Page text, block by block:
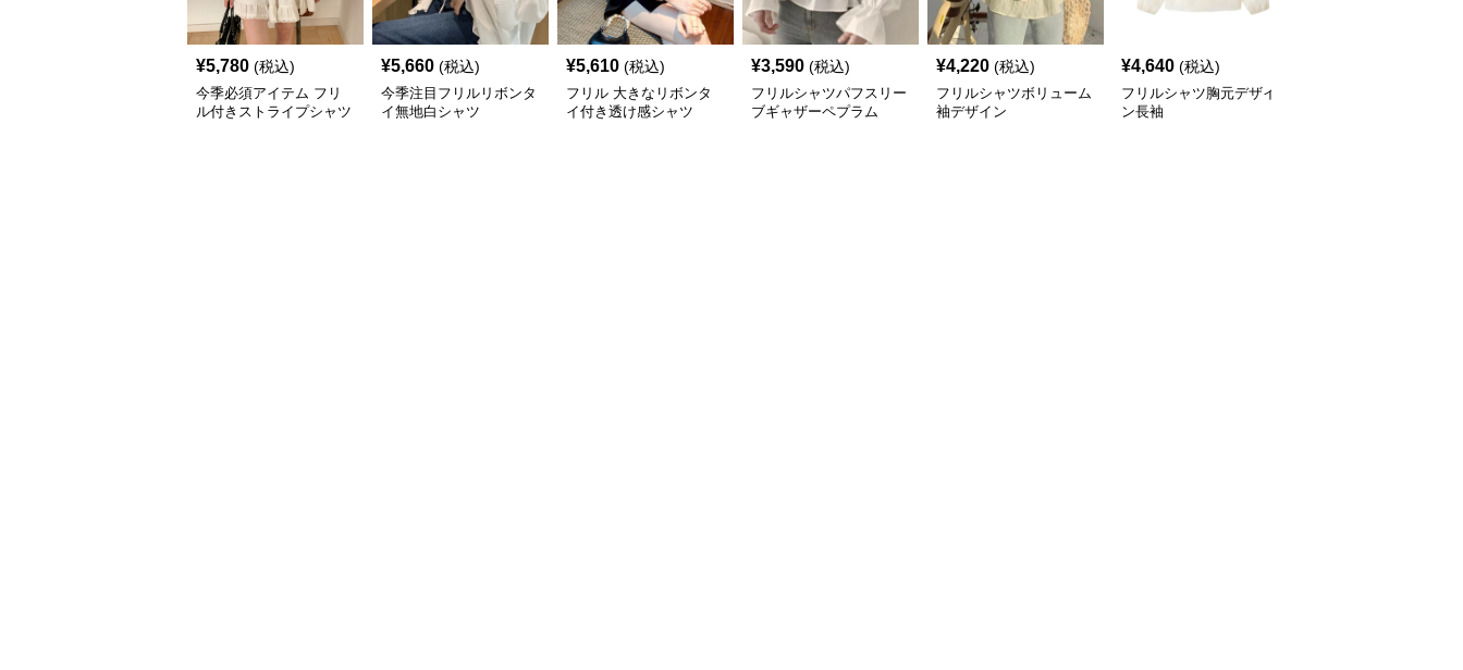
¥5,780 (税込)
今季必須アイテム フリ
ル付きストライプシャツ
¥5,660 (税込)
今季注目フリルリボンタ
イ無地白シャツ
¥5,610 (税込)
フリル 大きなリボンタ
イ付き透け感シャツ
¥3,590 (税込)
フリルシャツパフスリー
ブギャザーペプラム
¥4,220 (税込)
フリルシャツボリューム
袖デザイン
¥4,640 (税込)
フリルシャツ胸元デザイ
ン長袖